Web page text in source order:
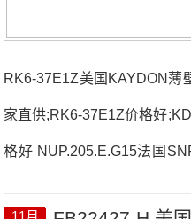
RK6-37E1Z美国KAYDON薄
家直供;RK6-37E1Z价格好
格好 NUP.205.E.G15法国
11月